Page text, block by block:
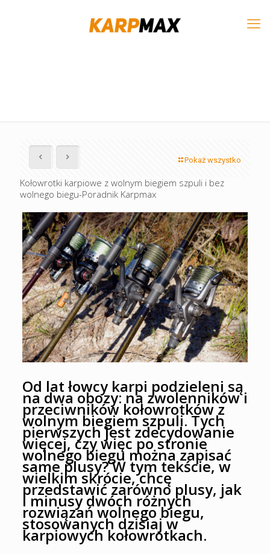
Pokaż wszystko
Kołowrotki karpiowe z wolnym biegiem szpuli i bez
wolnego biegu-Poradnik Karpmax
Od lat łowcy karpi podzieleni są
na dwa obozy: na zwolenników i
przeciwników kołowrotków z
wolnym biegiem szpuli. Tych
pierwszych jest zdecydowanie
więcej, czy więc po stronie
wolnego biegu można zapisać
same plusy? W tym tekście, w
wielkim skrócie, chcę
przedstawić zarówno plusy, jak
i minusy dwóch różnych
rozwiązań wolnego biegu,
stosowanych dzisiaj w
karpiowych kołowrotkach.